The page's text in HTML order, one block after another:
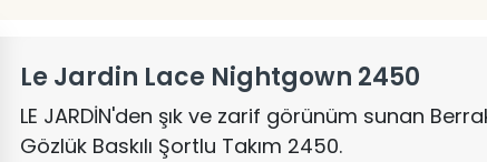
Le Jardin Lace Nightgown 2450
LE JARDİN'den şık ve zarif görünüm sunan
Gözlük Baskılı Şortlu Takım 2450.